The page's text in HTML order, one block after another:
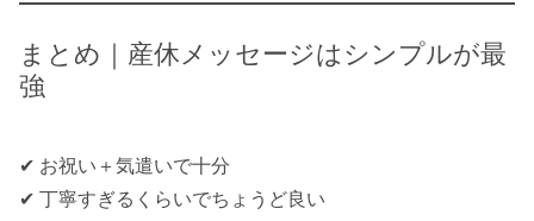
まとめ｜産休メッセージはシンプルが最
強
✔ お祝い＋気遣いで十分
✔ 丁寧すぎるくらいでちょうど良い